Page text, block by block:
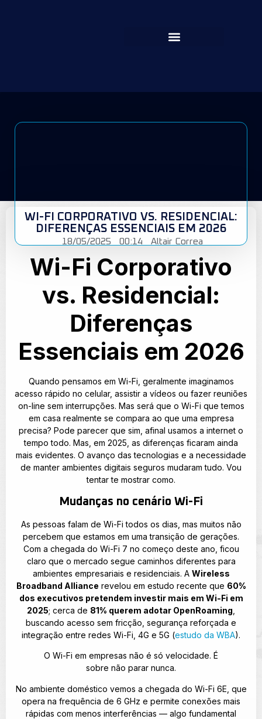
WI-FI CORPORATIVO VS. RESIDENCIAL:
DIFERENÇAS ESSENCIAIS EM 2026
18/05/2025 00:14 Altair Correa
Wi-Fi Corporativo
vs. Residencial:
Diferenças
Essenciais em 2026
Quando pensamos em Wi-Fi, geralmente imaginamos
acesso rápido no celular, assistir a vídeos ou fazer reuniões
on-line sem interrupções. Mas será que o Wi-Fi que temos
em casa realmente se compara ao que uma empresa
precisa? Pode parecer que sim, afinal usamos a internet o
tempo todo. Mas, em 2025, as diferenças ficaram ainda
mais evidentes. O avanço das tecnologias e a necessidade
de manter ambientes digitais seguros mudaram tudo. Vou
tentar te mostrar como.
Mudanças no cenário Wi-Fi
As pessoas falam de Wi-Fi todos os dias, mas muitos não
percebem que estamos em uma transição de gerações.
Com a chegada do Wi-Fi 7 no começo deste ano, ficou
claro que o mercado segue caminhos diferentes para
ambientes empresariais e residenciais. A Wireless
Broadband Alliance revelou em estudo recente que 60%
dos executivos pretendem investir mais em Wi-Fi em
2025; cerca de 81% querem adotar OpenRoaming
buscando acesso sem fricção, segurança reforçada e
integração entre redes Wi-Fi, 4G e 5G (estudo da WBA).
O Wi-Fi em empresas não é só velocidade. É
sobre não parar nunca.
No ambiente doméstico vemos a chegada do Wi-Fi 6E, que
opera na frequência de 6 GHz e permite conexões mais
rápidas com menos interferências — algo fundamental